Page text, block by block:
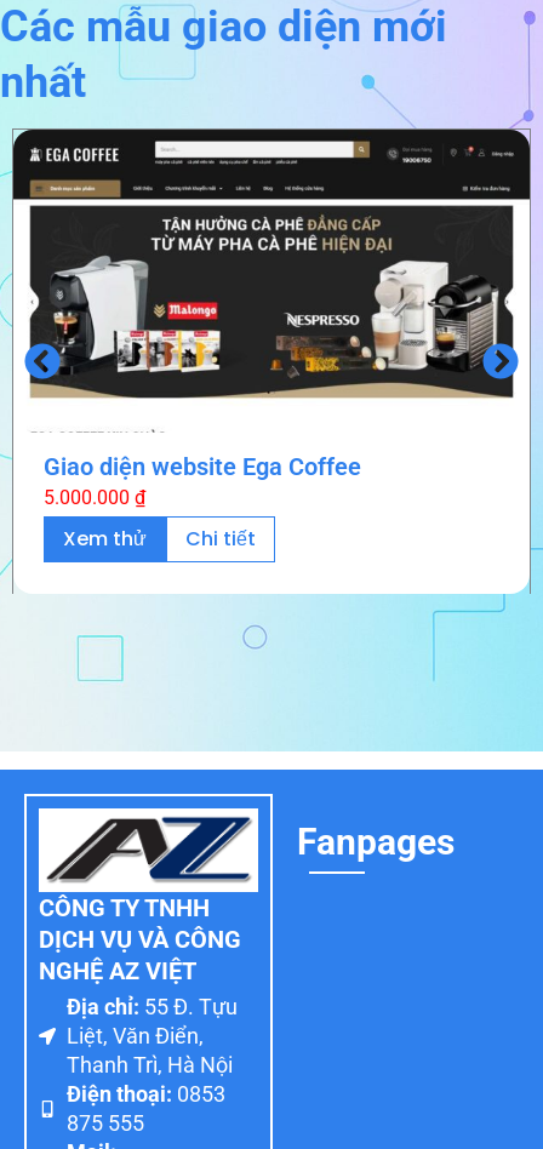
Các mẫu giao diện mới
nhất
Giao diện website Ega Coffee
5.000.000 ₫
Xem thử Chi tiết
CÔNG TY TNHH
DỊCH VỤ VÀ CÔNG
NGHỆ AZ VIỆT
Địa chỉ: 55 Đ. Tựu
Liệt, Văn Điển,
Thanh Trì, Hà Nội
Điện thoại: 0853
875 555
Fanpages